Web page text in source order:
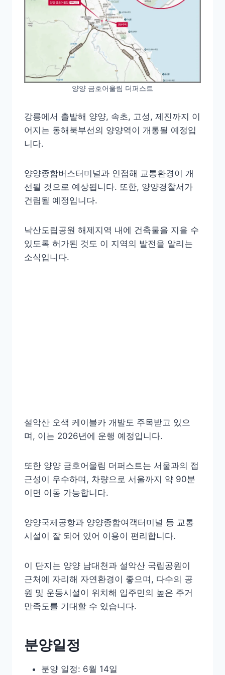
양양 금호어울림 더퍼스트
강릉에서 출발해 양양, 속초, 고성, 제진까지 이
어지는 동해북부선의 양양역이 개통될 예정입
니다.
양양종합버스터미널과 인접해 교통환경이 개
선될 것으로 예상됩니다. 또한, 양양경찰서가
건립될 예정입니다.
낙산도립공원 해제지역 내에 건축물을 지을 수
있도록 허가된 것도 이 지역의 발전을 알리는
소식입니다.
설악산 오색 케이블카 개발도 주목받고 있으
며, 이는 2026년에 운행 예정입니다.
또한 양양 금호어울림 더퍼스트는 서울과의 접
근성이 우수하며, 차량으로 서울까지 약 90분
이면 이동 가능합니다.
양양국제공항과 양양종합여객터미널 등 교통
시설이 잘 되어 있어 이용이 편리합니다.
이 단지는 양양 남대천과 설악산 국립공원이
근처에 자리해 자연환경이 좋으며, 다수의 공
원 및 운동시설이 위치해 입주민의 높은 주거
만족도를 기대할 수 있습니다.
분양일정
분양 일정: 6월 14일